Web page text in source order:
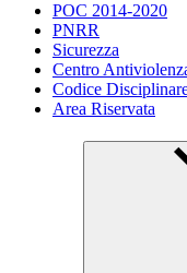
POC 2014-2020
PNRR
Sicurezza
Centro
Codice
Area Riservata